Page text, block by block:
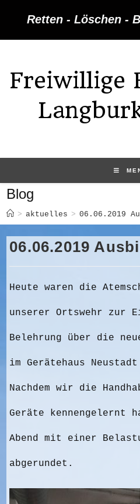
Retten - Löschen -
Freiwillige
Blog
> aktuelles > 06.06.2019
06.06.2019
Heute waren die
unserer Ortswehr zur
Belehrung über die
im Gerätehaus
Nachdem wir die
Geräte kennengelernt
Abend mit einer
abgerundet.